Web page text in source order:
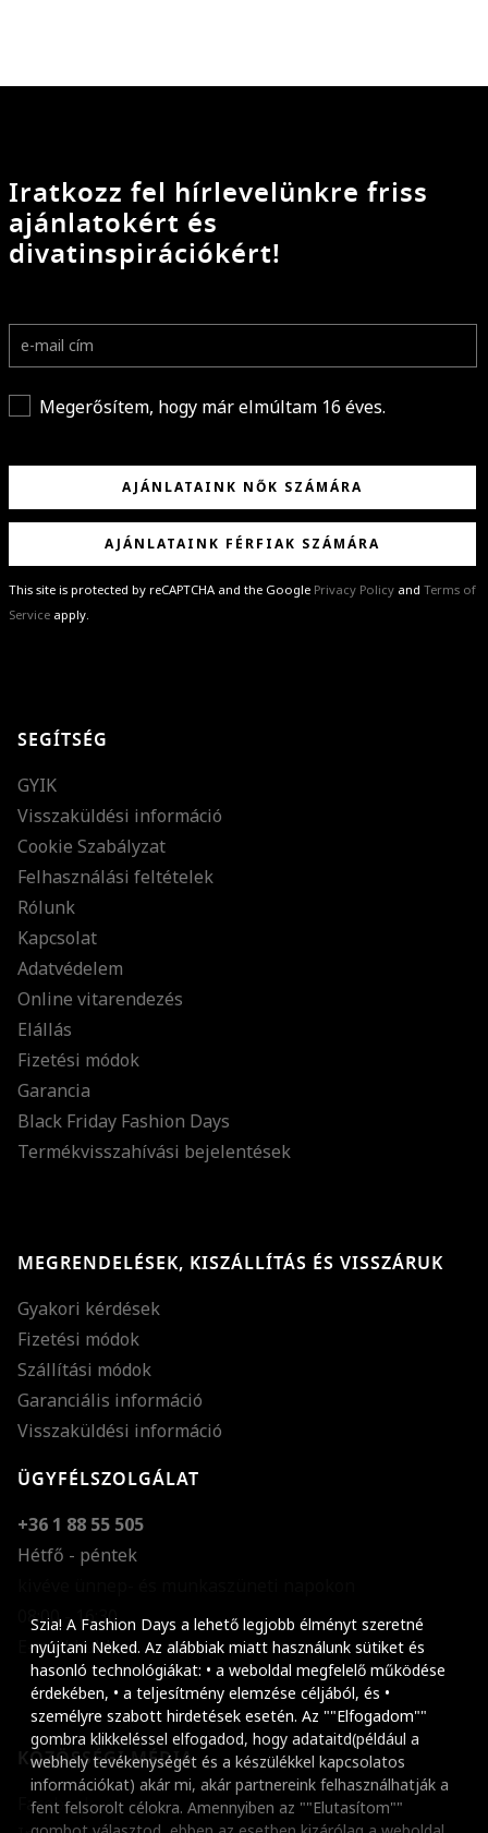
Szia! A Fashion Days a lehető legjobb élményt szeretné
nyújtani Neked. Az alábbiak miatt használunk sütiket és
hasonló technológiákat: • a weboldal megfelelő működése
érdekében, • a teljesítmény elemzése céljából, és •
személyre szabott hirdetések esetén. Az ""Elfogadom""
gombra klikkeléssel elfogadod, hogy adataitd(például a
webhely tevékenységét és a készülékkel kapcsolatos
információkat) akár mi, akár partnereink felhasználhatják a
fent felsorolt célokra. Amennyiben az ""Elutasítom""
Iratkozz fel hírlevelünkre friss
ajánlatokért és
divatinspirációkért!
Megerősítem, hogy már elmúltam 16 éves.
AJÁNLATAINK NŐK SZÁMÁRA
AJÁNLATAINK FÉRFIAK SZÁMÁRA
This site is protected by reCAPTCHA and the Google Privacy Policy and Terms of
Service apply.
különleges ajánlatainkat és stílustippjeinket!
SEGÍTSÉG
GYIK
Visszaküldési információ
Cookie Szabályzat
Felhasználási feltételek
Rólunk
Kapcsolat
Adatvédelem
Online vitarendezés
Elállás
Fizetési módok
Garancia
Black Friday Fashion Days
Termékvisszahívási bejelentések
MEGRENDELÉSEK, KISZÁLLÍTÁS ÉS VISSZÁRUK
Gyakori kérdések
Fizetési módok
Szállítási módok
Garanciális információ
Visszaküldési információ
ÜGYFÉLSZOLGÁLAT
+36 1 88 55 505
Hétfő - péntek
08:00 - 16:30
E-mail küldése
KÖZÖSSÉGI MÉDIA
Facebook
Szöveg méretének
Szóköz növelése
Szóköz csökkentése
Sortávolság
Sortávolság